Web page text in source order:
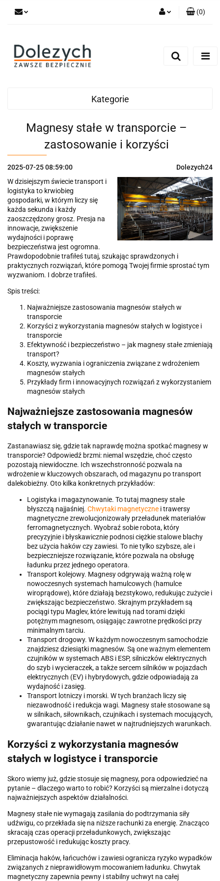
(0)
Kategorie
Magnesy stałe w transporcie –
zastosowanie i korzyści
2025-07-25 08:59:00
Dolezych24
W dzisiejszym świecie transport i
logistyka to krwiobieg
gospodarki, w którym liczy się
każda sekunda i każdy
zaoszczędzony grosz. Presja na
innowacje, zwiększenie
wydajności i poprawę
bezpieczeństwa jest ogromna.
Prawdopodobnie trafiłeś tutaj, szukając sprawdzonych i
praktycznych rozwiązań, które pomogą Twojej firmie sprostać tym
wyzwaniom. I dobrze trafiłeś.
Spis treści:
Najważniejsze zastosowania magnesów stałych w
transporcie
Korzyści z wykorzystania magnesów stałych w logistyce i
transporcie
Efektywność i bezpieczeństwo – jak magnesy stałe zmieniają
transport?
Koszty, wyzwania i ograniczenia związane z wdrożeniem
magnesów stałych
Przykłady firm i innowacyjnych rozwiązań z wykorzystaniem
magnesów stałych
Najważniejsze zastosowania magnesów
stałych w transporcie
Zastanawiasz się, gdzie tak naprawdę można spotkać magnesy w
transporcie? Odpowiedź brzmi: niemal wszędzie, choć często
pozostają niewidoczne. Ich wszechstronność pozwala na
wdrożenie w kluczowych obszarach, od magazynu po transport
dalekobieżny. Oto kilka konkretnych przykładów:
Logistyka i magazynowanie. To tutaj magnesy stałe
błyszczą najjaśniej. Chwytaki magnetyczne i trawersy
magnetyczne zrewolucjonizowały przeładunek materiałów
ferromagnetycznych. Wyobraź sobie robota, który
precyzyjnie i błyskawicznie podnosi ciężkie stalowe blachy
bez użycia haków czy zawiesi. To nie tylko szybsze, ale i
bezpieczniejsze rozwiązanie, które pozwala na obsługę
ładunku przez jednego operatora.
Transport kolejowy. Magnesy odgrywają ważną rolę w
nowoczesnych systemach hamulcowych (hamulce
wiroprądowe), które działają bezstykowo, redukując zużycie i
zwiększając bezpieczeństwo. Skrajnym przykładem są
pociągi typu Maglev, które lewitują nad torami dzięki
potężnym magnesom, osiągając zawrotne prędkości przy
minimalnym tarciu.
Transport drogowy. W każdym nowoczesnym samochodzie
znajdziesz dziesiątki magnesów. Są one ważnym elementem
czujników w systemach ABS i ESP, silniczków elektrycznych
do szyb i wycieraczek, a także sercem silników w pojazdach
elektrycznych (EV) i hybrydowych, gdzie odpowiadają za
wydajność i zasięg.
Transport lotniczy i morski. W tych branżach liczy się
niezawodność i redukcja wagi. Magnesy stałe stosowane są
w silnikach, siłownikach, czujnikach i systemach mocujących,
gwarantując działanie nawet w najtrudniejszych warunkach.
Korzyści z wykorzystania magnesów
stałych w logistyce i transporcie
Skoro wiemy już, gdzie stosuje się magnesy, pora odpowiedzieć na
pytanie – dlaczego warto to robić? Korzyści są mierzalne i dotyczą
najważniejszych aspektów działalności.
Magnesy stałe nie wymagają zasilania do podtrzymania siły
udźwigu, co przekłada się na niższe rachunki za energię. Znacząco
skracają czas operacji przeładunkowych, zwiększając
przepustowość i redukując koszty pracy.
Eliminacja haków, łańcuchów i zawiesi ogranicza ryzyko wypadków
związanych z nieprawidłowym mocowaniem ładunku. Chwytak
magnetyczny zapewnia pewny i stabilny uchwyt na całej